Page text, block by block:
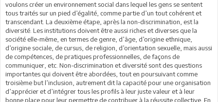
voulons créer un environnement social dans lequel les gens se sentent
tous traités sur un pied d’égalité, comme partie d’un tout cohérent et
transcendant. La deuxième étape, après la non-discrimination, est la
diversité. Les institutions doivent être aussi riches et diverses que la
société elle-même, en termes de genre, d’âge, d’origine ethnique,
d’origine sociale, de cursus, de religion, d’orientation sexuelle, mais aussi
de compétences, de pratiques professionnelles, de façons de
communiquer, etc. Non-discrimination et diversité sont des questions
importantes qui doivent être abordées, tout en poursuivant comme
troisième but l’inclusion, autrement dit la capacité pour une organisation
d’apprécier et d’intégrer tous les profils à leur juste valeur et à leur
bonne place pour leur permettre de contribuer à la réussite collective. En